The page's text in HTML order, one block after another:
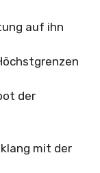
auf ihn
der
mit der